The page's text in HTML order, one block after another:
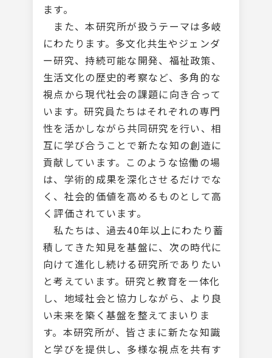
ます。
また、本研究所が扱うテーマは多岐
にわたります。多文化共生やジェンダ
ー研究、持続可能な開発、福祉政策、
生活文化の歴史的考察など、多角的な
視点から現代社会の課題に向き合って
います。研究員たちはそれぞれの専門
性を活かしながら共同研究を行い、相
互に学び合うことで新たな知の創造に
貢献しています。このような協働の場
は、学術的成果を深化させるだけでな
く、社会的価値を高めるものとして高
く評価されています。
私たちは、過去40年以上にわたり蓄
積してきた知見を基盤に、次の時代に
向けて進化し続ける研究所でありたい
と考えています。研究と教育を一体化
し、地域社会と協力しながら、より良
い未来を築く基盤を整えてまいりま
す。本研究所が、皆さまに新たな知識
と学びを提供し、多様な視点を共有す